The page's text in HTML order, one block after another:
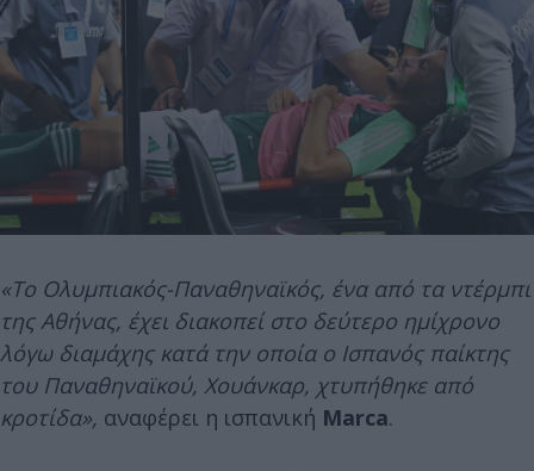
«Το Ολυμπιακός-Παναθηναϊκός, ένα από τα ντέρμπι
της Αθήνας, έχει διακοπεί στο δεύτερο ημίχρονο
λόγω διαμάχης κατά την οποία ο Ισπανός παίκτης
του Παναθηναϊκού, Χουάνκαρ, χτυπήθηκε από
κροτίδα», αναφέρει η ισπανική Marca.